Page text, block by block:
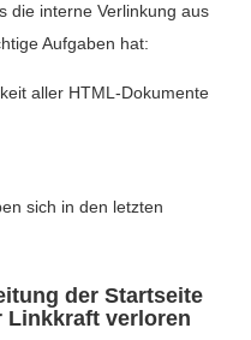
die interne Verlinkung aus
Aufgaben hat:
aller HTML-Dokumente
sich in den letzten
der Startseite
Linkkraft verloren